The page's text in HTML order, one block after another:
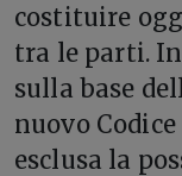
costituire
tra le parti.
sulla base
nuovo
esclusa la